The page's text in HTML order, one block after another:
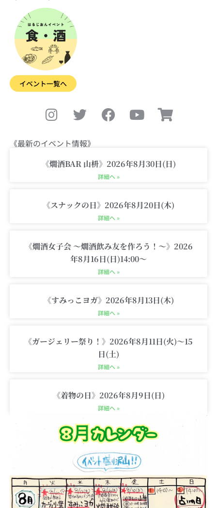
イベント一覧へ
I
n
s
t
a
g
m
w
i
t
t
e
a
c
o
o
o
u
b
h
o
i
-
r
《最新のイベント情報》
《燗酒BAR 山枡》2026年8月30日(日)
詳細へ »
《スナックの日》2026年8月20日(木)
詳細へ »
《燗酒女子会 〜燗酒飲み友を作ろう！〜》2026
年8月16日(日)14:00〜
詳細へ »
《すみっこヨガ》2026年8月13日(木)
詳細へ »
《ガージェリー祭り！》2026年8月11日(火)〜15
日(土)
詳細へ »
《着物の日》2026年8月9日(日)
詳細へ »